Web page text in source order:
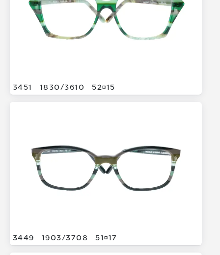
3451 1830/3610 5215
3449 1903/3708 5117